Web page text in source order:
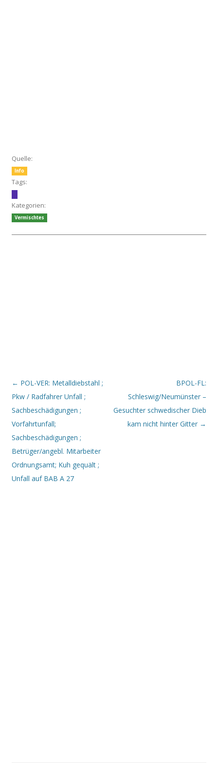
Quelle:
Info
Tags:
Kategorien:
Vermischtes
Beitrags-Navigation
← POL-VER: Metalldiebstahl ;
Pkw / Radfahrer Unfall ;
Sachbeschädigungen ;
Vorfahrtunfall;
Sachbeschädigungen ;
Betrüger/angebl. Mitarbeiter
Ordnungsamt; Kuh gequält ;
Unfall auf BAB A 27
BPOL-FL:
Schleswig/Neumünster –
Gesuchter schwedischer Dieb
kam nicht hinter Gitter →